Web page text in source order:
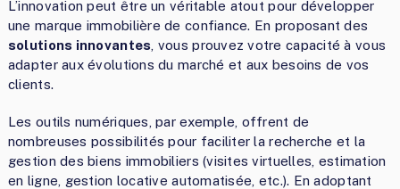
L’innovation peut être un véritable atout pour développer
une marque immobilière de confiance. En proposant des
solutions innovantes , vous prouvez votre capacité à vous
adapter aux évolutions du marché et aux besoins de vos
clients.
Les outils numériques, par exemple, offrent de
nombreuses possibilités pour faciliter la recherche et la
gestion des biens immobiliers (visites virtuelles, estimation
en ligne, gestion locative automatisée, etc.). En adoptant